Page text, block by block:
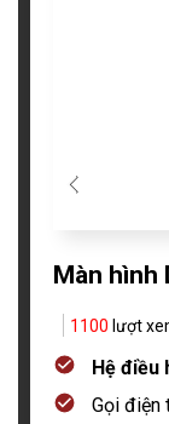
Màn hình
1100 lượt
Hệ điều
Gọi điện